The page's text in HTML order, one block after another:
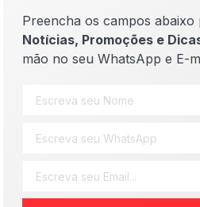
Preencha os campos
Notícias, Promoções e
mão no seu WhatsApp e E-